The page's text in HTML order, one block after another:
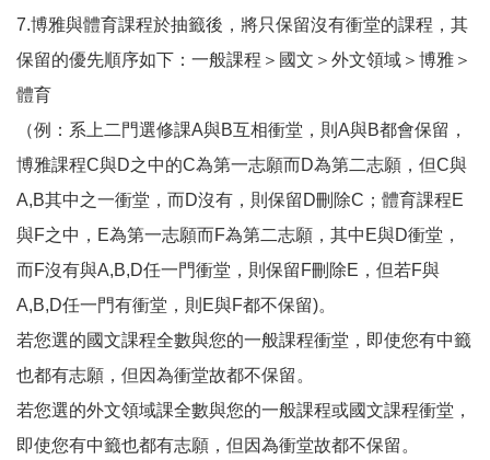
7.博雅與體育課程於抽籤後，將只保留沒有衝堂的課程，其
保留的優先順序如下：一般課程＞國文＞外文領域＞博雅＞
體育
（例：系上二門選修課A與B互相衝堂，則A與B都會保留，
博雅課程C與D之中的C為第一志願而D為第二志願，但C與
A,B其中之一衝堂，而D沒有，則保留D刪除C；體育課程E
與F之中，E為第一志願而F為第二志願，其中E與D衝堂，
而F沒有與A,B,D任一門衝堂，則保留F刪除E，但若F與
A,B,D任一門有衝堂，則E與F都不保留)。
若您選的國文課程全數與您的一般課程衝堂，即使您有中籤
也都有志願，但因為衝堂故都不保留。
若您選的外文領域課全數與您的一般課程或國文課程衝堂，
即使您有中籤也都有志願，但因為衝堂故都不保留。